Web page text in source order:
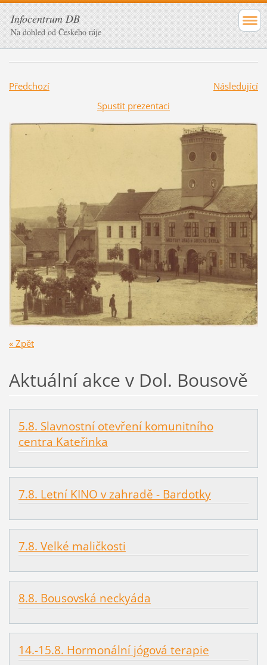
Infocentrum DB
Na dohled od Českého ráje
Předchozí
Následující
Spustit prezentaci
« Zpět
Aktuální akce v Dol. Bousově
5.8. Slavnostní otevření komunitního
centra Kateřinka
7.8. Letní KINO v zahradě - Bardotky
7.8. Velké maličkosti
8.8. Bousovská neckyáda
14.-15.8. Hormonální jógová terapie